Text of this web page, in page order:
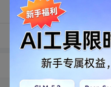
转发到动态 举报